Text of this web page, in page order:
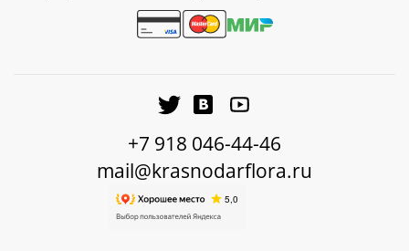
+7 918 046-44-46
mail@krasnodarflora.ru